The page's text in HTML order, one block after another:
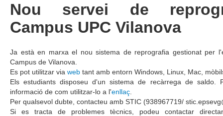
Nou servei de
Campus UPC Vilanova
Ja està en marxa el nou sistema de reprografia gestionat per
Campus de Vilanova.
Es pot utilitzar via web tant amb entorn Windows, Linux, Mac,
Els estudiants disposeu d'un sistema de recàrrega de saldo.
informació de com utilitzar-lo a l'enllaç
Per qualsevol dubte, contacteu amb STIC (938967719/
Si es tracta de problemes tècnics, podeu contactar